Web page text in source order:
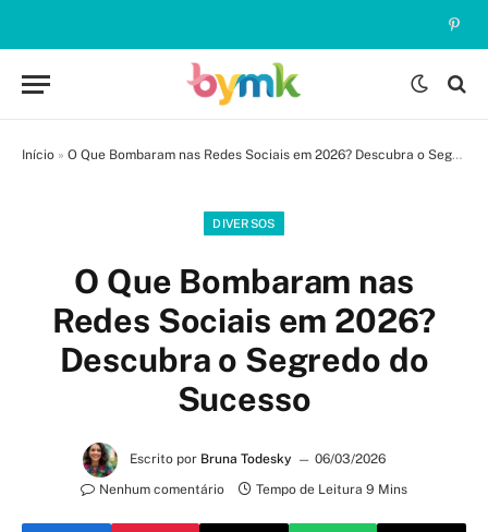
Início » O Que Bombaram nas Redes Sociais em 2026? Descubra o Segredo do Sucesso
DIVERSOS
O Que Bombaram nas
Redes Sociais em 2026?
Descubra o Segredo do
Sucesso
Escrito por Bruna Todesky
06/03/2026
Nenhum comentário
Tempo de Leitura 9 Mins